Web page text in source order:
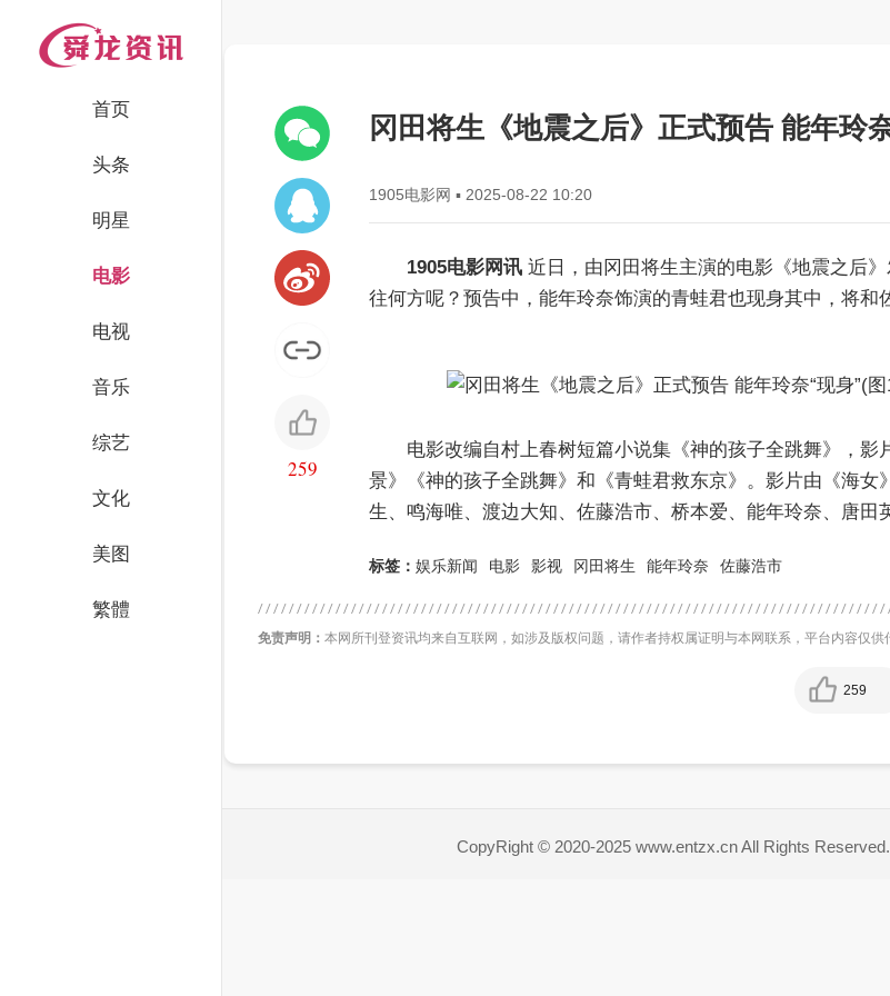
首页
头条
明星
电影
电视
音乐
综艺
文化
美图
繁體
259
冈田将生《地震之后》正式预告 能年玲
1905电影网 ▪ 2025-08-22 10:20
1905电影网讯 近日，由冈田将生主演的电影《地震之后
往何方呢？预告中，能年玲奈饰演的青蛙君也现身其中，将和
电影改编自村上春树短篇小说集《神的孩子全跳舞》，
景》《神的孩子全跳舞》和《青蛙君救东京》。影片由《海
生、鸣海唯、渡边大知、佐藤浩市、桥本爱、能年玲奈、唐田
标签： 娱乐新闻 电影 影视 冈田将生 能年玲奈 佐藤浩市
免责声明： 本网所刊登资讯均来自互联网，如涉及版权问题，请作者持权属证明与本网联系，平台内容仅供
259
CopyRight © 2020-2025 www.entzx.cn All Rights Reserved.